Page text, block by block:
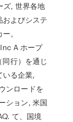
ズ, 世界各地
よびシステ
。
A ホープ
行）を通じ
る企業,
ンロードを
ション, 米国
て、国境